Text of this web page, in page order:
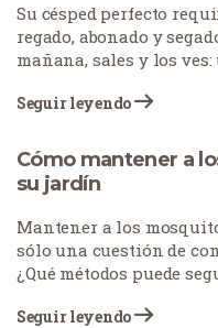
Su césped perfecto
regado, abonado y
mañana, sales y los
topos se han instalado
constantes túneles. Sus
superficies irregulares
cortacésped y provocan
cuando estas plagas
espacio exterior. Necesita soluciones que funcionen, no
mitos ni arreglos
través de estrategias
de estas persistentes
Seguir leyendo
Cómo mantener a
su jardín
Mantener a los
sólo una cuestión de
¿Qué métodos puede
Seguir leyendo